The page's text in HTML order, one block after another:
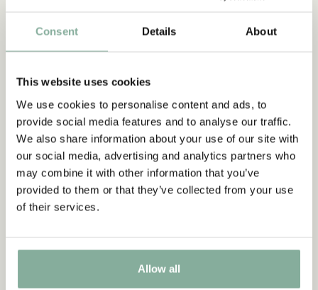
Consent Details About
This website uses cookies
We use cookies to personalise content and ads, to
provide social media features and to analyse our traffic.
We also share information about your use of our site with
our social media, advertising and analytics partners who
may combine it with other information that you’ve
provided to them or that they’ve collected from your use
of their services.
Allow all
Pussel med motiv av Bröderna Lejonhjärta. Pusslet är 200 bitar.
Upptäck mer Pussel